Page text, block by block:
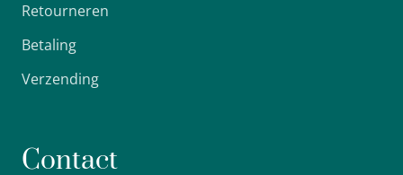
Retourneren
Betaling
Verzending
Contact